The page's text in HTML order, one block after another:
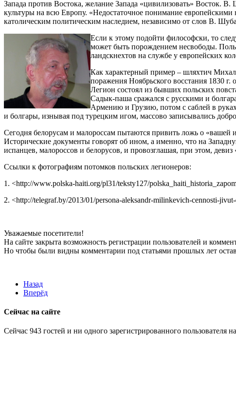
Запада против Востока, желание Запада «цивилизовать» Восток. В.
культуры на всю Европу. «Недостаточное понимание
католическим политическим наследием, независимо от слов В.
Если к этому подойти философски, то
может быть порождением несвободы.
ландскнехтов на службе у европейских
Как характерный пример – шляхтич
поражения Ноябрьского восстания 1830
Легион состоял из бывших польских
Садык-паша сражался с русскими и
Армению и Грузию, потом с саблей в
и болгары, изнывая под турецким игом, массово записывались
Сегодня белорусам и малороссам пытаются привить ложь о «вашей
Исторические документы говорят об ином, а именно, что на
испанцев, малороссов и белорусов, и провозглашая, при этом,
Ссылки к фотографиям потомков польских легионеров:
1. <http://www.polska-haiti.org/pl31/teksty127/
2. <http://telegraf.by/2013/01/persona-aleksandr-milinkevich-cennosti-
Уважаемые посетители!
На сайте закрыта возможность регистрации пользователей и
Но чтобы были видны комментарии под статьями прошлых лет
Назад
Вперёд
Сейчас на сайте
Сейчас 943 гостей и ни одного зарегистрированного пользователя